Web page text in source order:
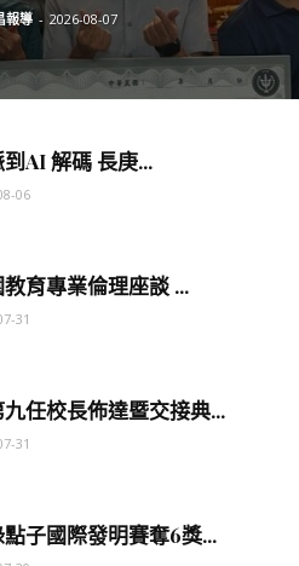
報導 - 2026-08-07
AI 解碼 長庚...
06
育專業倫理座談 ...
31
任校長佈達暨交接典...
31
子國際發明賽奪6獎...